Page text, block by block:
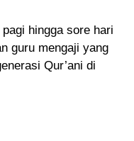
hingga sore hari
guru mengaji yang
Qur’ani di